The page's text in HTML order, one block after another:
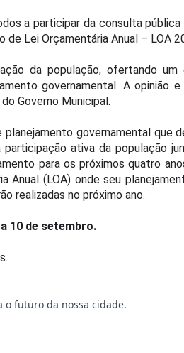
a participar da consulta
Lei Orçamentária Anual – LOA
da população, ofertando
governamental. A opinião
Governo Municipal.
planejamento governamental que
ativa da população
para os próximos quatro
Anual (LOA) onde seu
realizadas no próximo ano.
10 de setembro.
o futuro da nossa cidade.